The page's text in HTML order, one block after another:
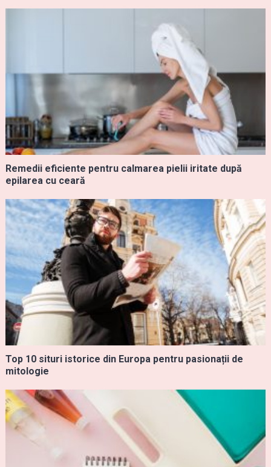
Remedii eficiente pentru calmarea pielii iritate după
epilarea cu ceară
Top 10 situri istorice din Europa pentru pasionații de
mitologie